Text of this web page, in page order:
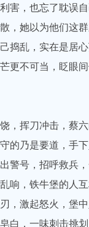
，也忘了耽误自
，她以为他们这
捣乱，实在是居
更不可当，眨眼
挥刀冲击，蔡六
的乃是要道，手
警号，招呼救兵，
响，铁牛堡的人
，激起怒火，堡
白，一味刺击挑划